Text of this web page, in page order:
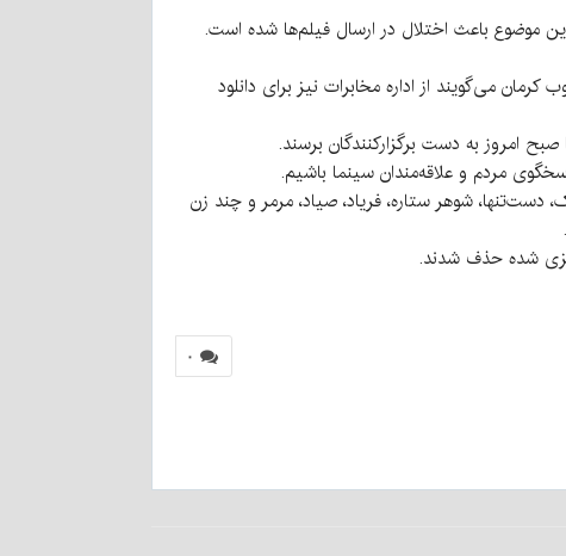
می‌گویند از اداره مخابرات نیز برای دانلود
امروز به دست برگزارکنندگان برسند.
مردم و علاقه‌مندان سینما باشیم.
بچه مردم، آنتیک، دست‌تنها، شوهر ستاره، فریاد، صیاد، مرمر و چند زن
۰